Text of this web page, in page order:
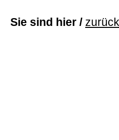
Sie sind hier / zurück